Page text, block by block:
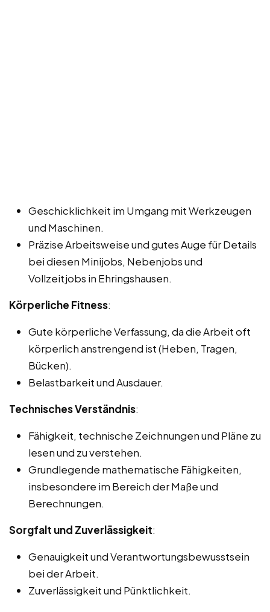
Geschicklichkeit im Umgang mit Werkzeugen
und Maschinen.
Präzise Arbeitsweise und gutes Auge für Details
bei diesen Minijobs, Nebenjobs und
Vollzeitjobs in Ehringshausen.
Körperliche Fitness:
Gute körperliche Verfassung, da die Arbeit oft
körperlich anstrengend ist (Heben, Tragen,
Bücken).
Belastbarkeit und Ausdauer.
Technisches Verständnis:
Fähigkeit, technische Zeichnungen und Pläne zu
lesen und zu verstehen.
Grundlegende mathematische Fähigkeiten,
insbesondere im Bereich der Maße und
Berechnungen.
Sorgfalt und Zuverlässigkeit:
Genauigkeit und Verantwortungsbewusstsein
bei der Arbeit.
Zuverlässigkeit und Pünktlichkeit.